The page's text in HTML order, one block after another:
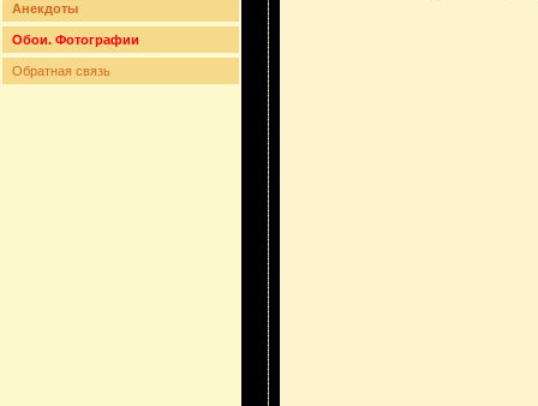
Анекдоты
Обои. Фотографии
Обратная связь